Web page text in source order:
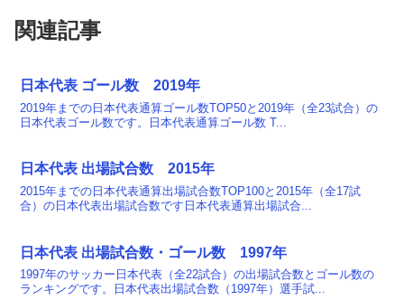
関連記事
日本代表 ゴール数 2019年
2019年までの日本代表通算ゴール数TOP50と2019年（全23試合）の
日本代表ゴール数です。日本代表通算ゴール数 T...
日本代表 出場試合数 2015年
2015年までの日本代表通算出場試合数TOP100と2015年（全17試
合）の日本代表出場試合数です日本代表通算出場試合...
日本代表 出場試合数・ゴール数 1997年
1997年のサッカー日本代表（全22試合）の出場試合数とゴール数の
ランキングです。日本代表出場試合数（1997年）選手試...